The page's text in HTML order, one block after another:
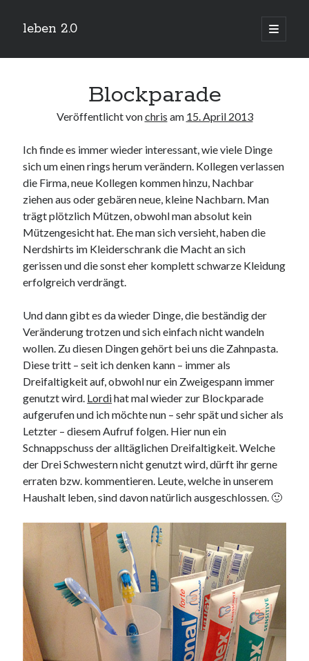
leben 2.0
öffnen
Sidebar
Neueste Beiträge
Arduino und BME 280
13. Januar 2019
Minecraft-Server
25. November 2018
Leben 2.0 Reloaded (?)
18. November 2018
icinga critical/config: Error: Stack overflow while evaluating expression:
Recursion level too deep.
1. April 2018
9. März 2018
Neueste Kommentare
Michael zu
the wink of nintendo DS lite
chris
VGN-P11Z auf SSD
Janzu
VGN-P11Z auf SSD
Jan
VGN-P11Z Downgrade
Marlon
zu VGN-P11Z auf SSD
Allgemein
Gadgets
Mikrocontroller
Nützliches
Raspberry
Web 2.0
Youtube
Blockparade
Veröffentlicht vonchris am 15. April 2013
Ich finde es immer wieder interessant, wie viele Dinge
sich um einen rings herum verändern. Kollegen verlassen
die Firma, neue Kollegen kommen hinzu, Nachbar
ziehen aus oder gebären neue, kleine Nachbarn. Man
trägt plötzlich Mützen, obwohl man absolut kein
Mützengesicht hat. Ehe man sich versieht, haben die
Nerdshirts im Kleiderschrank die Macht an sich
gerissen und die sonst eher komplett schwarze Kleidung
erfolgreich verdrängt.
Und dann gibt es da wieder Dinge, die beständig der
Veränderung trotzen und sich einfach nicht wandeln
wollen. Zu diesen Dingen gehört bei uns die Zahnpasta.
Diese tritt – seit ich denken kann – immer als
Dreifaltigkeit auf, obwohl nur ein Zweigespann immer
genutzt wird. Lordihat mal wieder zur Blockparade
aufgerufen und ich möchte nun – sehr spät und sicher als
Letzter – diesem Aufruf folgen. Hier nun ein
Schnappschuss der alltäglichen Dreifaltigkeit. Welche
der Drei Schwestern nicht genutzt wird, dürft ihr gerne
erraten bzw. kommentieren. Leute, welche in unserem
Haushalt leben, sind davon natürlich ausgeschlossen. 🙂